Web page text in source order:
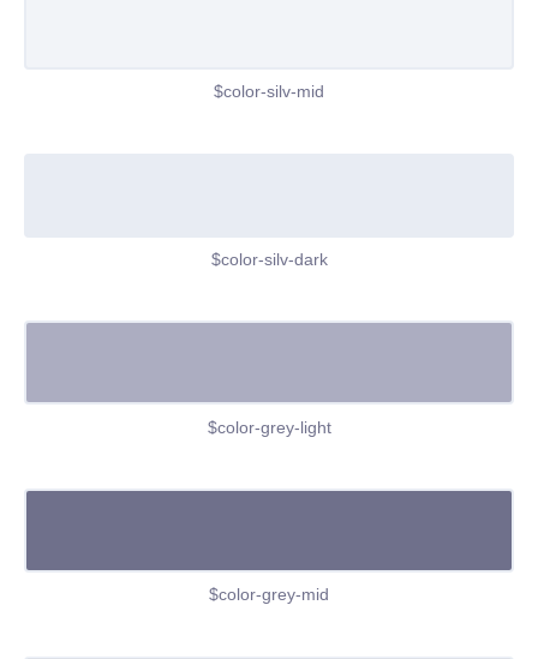
$color-silv-mid
$color-silv-dark
$color-grey-light
$color-grey-mid